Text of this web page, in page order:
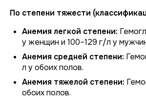
По степени тяжести
Анемия легкой степени:
у женщин и 100–129 г/л у
Анемия средней степени:
л у обоих полов.
Анемия тяжелой степени:
обоих полов.